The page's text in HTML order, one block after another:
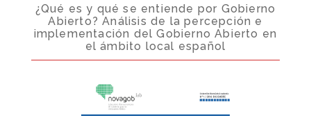
¿Qué es y qué se entiende por Gobierno
Abierto? Análisis de la percepción e
implementación del Gobierno Abierto en
el ámbito local español